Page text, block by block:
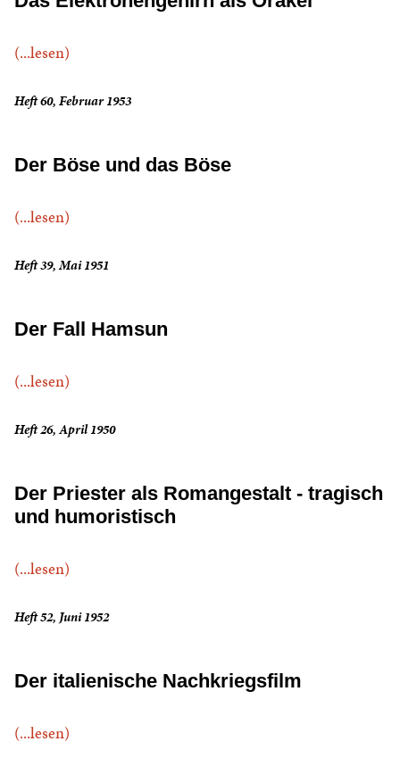
(...lesen)
Heft 60, Februar 1953
Der Böse und das Böse
(...lesen)
Heft 39, Mai 1951
Der Fall Hamsun
(...lesen)
Heft 26, April 1950
Der Priester als Romangestalt - tragisch
und humoristisch
(...lesen)
Heft 52, Juni 1952
Der italienische Nachkriegsfilm
(...lesen)